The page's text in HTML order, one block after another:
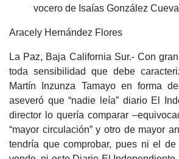
vocero de Isaías González
Aracely Hernández Flores
La Paz, Baja California Sur.- Con
toda sensibilidad que debe
Martín Inzunza Tamayo en forma
aseveró que “nadie leía” diario El
director lo quería comparar
“mayor circulación” y otro de mayor
tendría que comprobar, pues ni el de